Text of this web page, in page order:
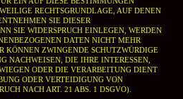
RECHTSGRUNDLAGE, AUF DENEN
SIE DIESER
SIE WIDERSPRUCH EINLEGEN, WERDEN
DATEN NICHT MEHR
KÖNNEN ZWINGENDE SCHUTZWÜRDIGE
NACHWEISEN, DIE IHRE INTERESSEN,
ODER DIE VERARBEITUNG DIENT
ODER VERTEIDIGUNG VON
NACH ART. 21 ABS. 1 DSGVO).